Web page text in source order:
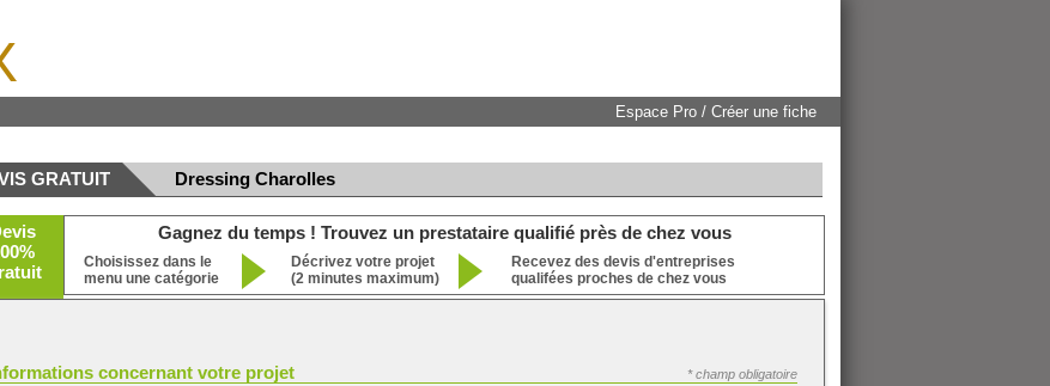
Espace Pro / Créer une fiche
GRATUIT Dressing Charolles
Gagnez du temps ! Trouvez un prestataire qualifié près de chez vous
Choisissez dans le
menu une catégorie
Décrivez votre projet
(2 minutes maximum)
Recevez des devis d'entreprises
qualifées proches de chez vous
concernant votre projet * champ obligatoire